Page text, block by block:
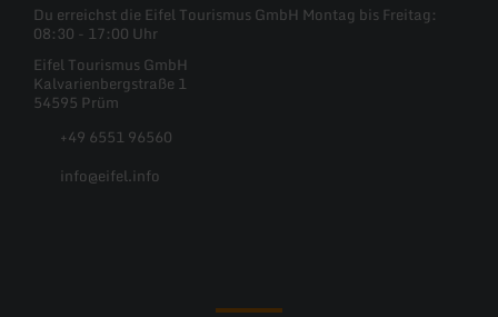
Du erreichst die Eifel Tourismus GmbH Montag bis Freitag:
08:30 - 17:00 Uhr
Eifel Tourismus GmbH
Kalvarienbergstraße 1
54595 Prüm
+49 6551 96560
info@eifel.info